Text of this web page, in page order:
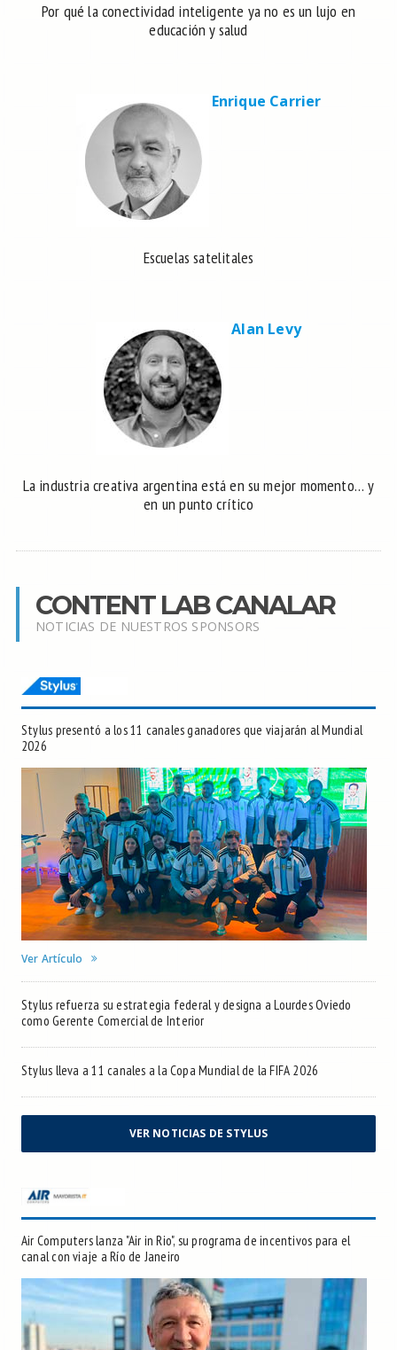
Por qué la conectividad inteligente ya no es un lujo en
educación y salud
Enrique Carrier
Escuelas satelitales
Alan Levy
La industria creativa argentina está en su mejor momento… y
en un punto crítico
CONTENT LAB CANALAR
NOTICIAS DE NUESTROS SPONSORS
Stylus presentó a los 11 canales ganadores que viajarán al Mundial
2026
Ver Artículo
Stylus refuerza su estrategia federal y designa a Lourdes Oviedo
como Gerente Comercial de Interior
Stylus lleva a 11 canales a la Copa Mundial de la FIFA 2026
VER NOTICIAS DE STYLUS
Air Computers lanza "Air in Rio", su programa de incentivos para el
canal con viaje a Río de Janeiro